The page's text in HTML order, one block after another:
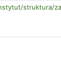
struktura/